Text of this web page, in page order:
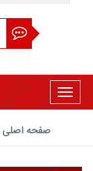
Toggle
navigation
صفحه اصلی